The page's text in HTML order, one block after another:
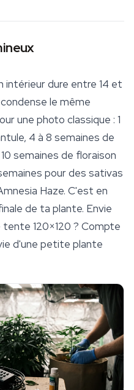
intérieur dure entre 14 et
le même
une photo classique : 1
4 à 8 semaines de
semaines de floraison
pour des sativas
Haze. C'est en
de ta plante. Envie
120×120 ? Compte
d'une petite plante